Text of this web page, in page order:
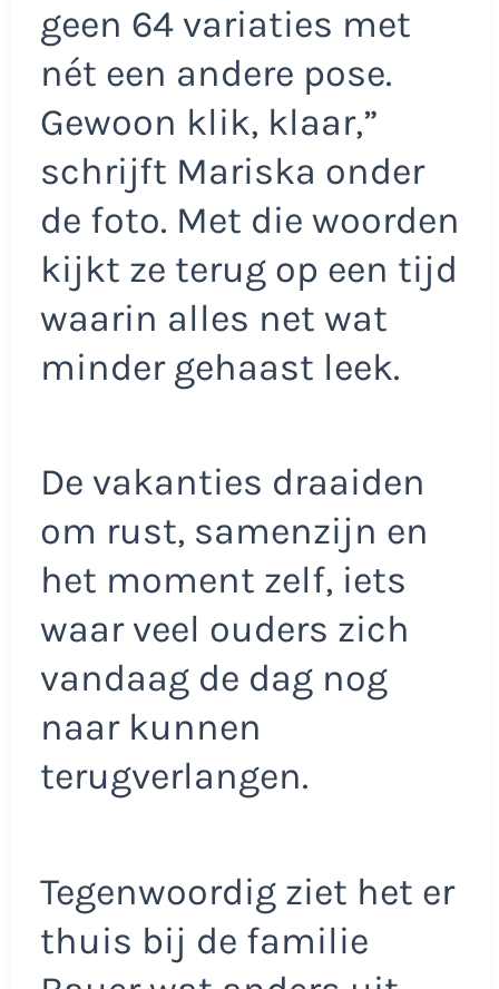
geen 64 variaties met
nét een andere pose.
Gewoon klik, klaar,”
schrijft Mariska onder
de foto. Met die woorden
kijkt ze terug op een tijd
waarin alles net wat
minder gehaast leek.
De vakanties draaiden
om rust, samenzijn en
het moment zelf, iets
waar veel ouders zich
vandaag de dag nog
naar kunnen
terugverlangen.
Tegenwoordig ziet het er
thuis bij de familie